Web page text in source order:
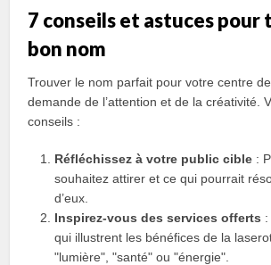
7 conseils et astuces pour
bon nom
Trouver le nom parfait pour votre centre
demande de l’attention et de la créativité.
conseils :
Réfléchissez à votre public cible :
souhaitez attirer et ce qui pourrait
d’eux.
Inspirez-vous des services offerts
qui illustrent les bénéfices de la
"lumière", "santé" ou "énergie".